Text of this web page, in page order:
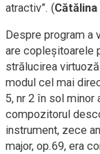
atractiv”. (
Despre program a
are copleșitoarele
strălucirea
modul cel mai
5, nr 2 în sol
compozitorul
instrument, zece
major, op.69, era